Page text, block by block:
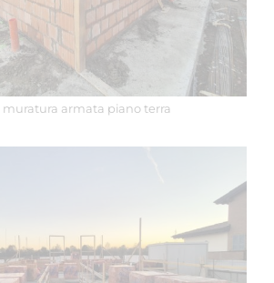
muratura armata piano terra